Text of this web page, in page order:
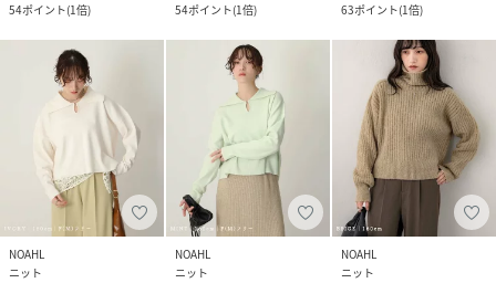
54ポイント(1倍)
54ポイント(1倍)
63ポイント(1倍)
NOAHL
ニット
NOAHL
ニット
NOAHL
ニット